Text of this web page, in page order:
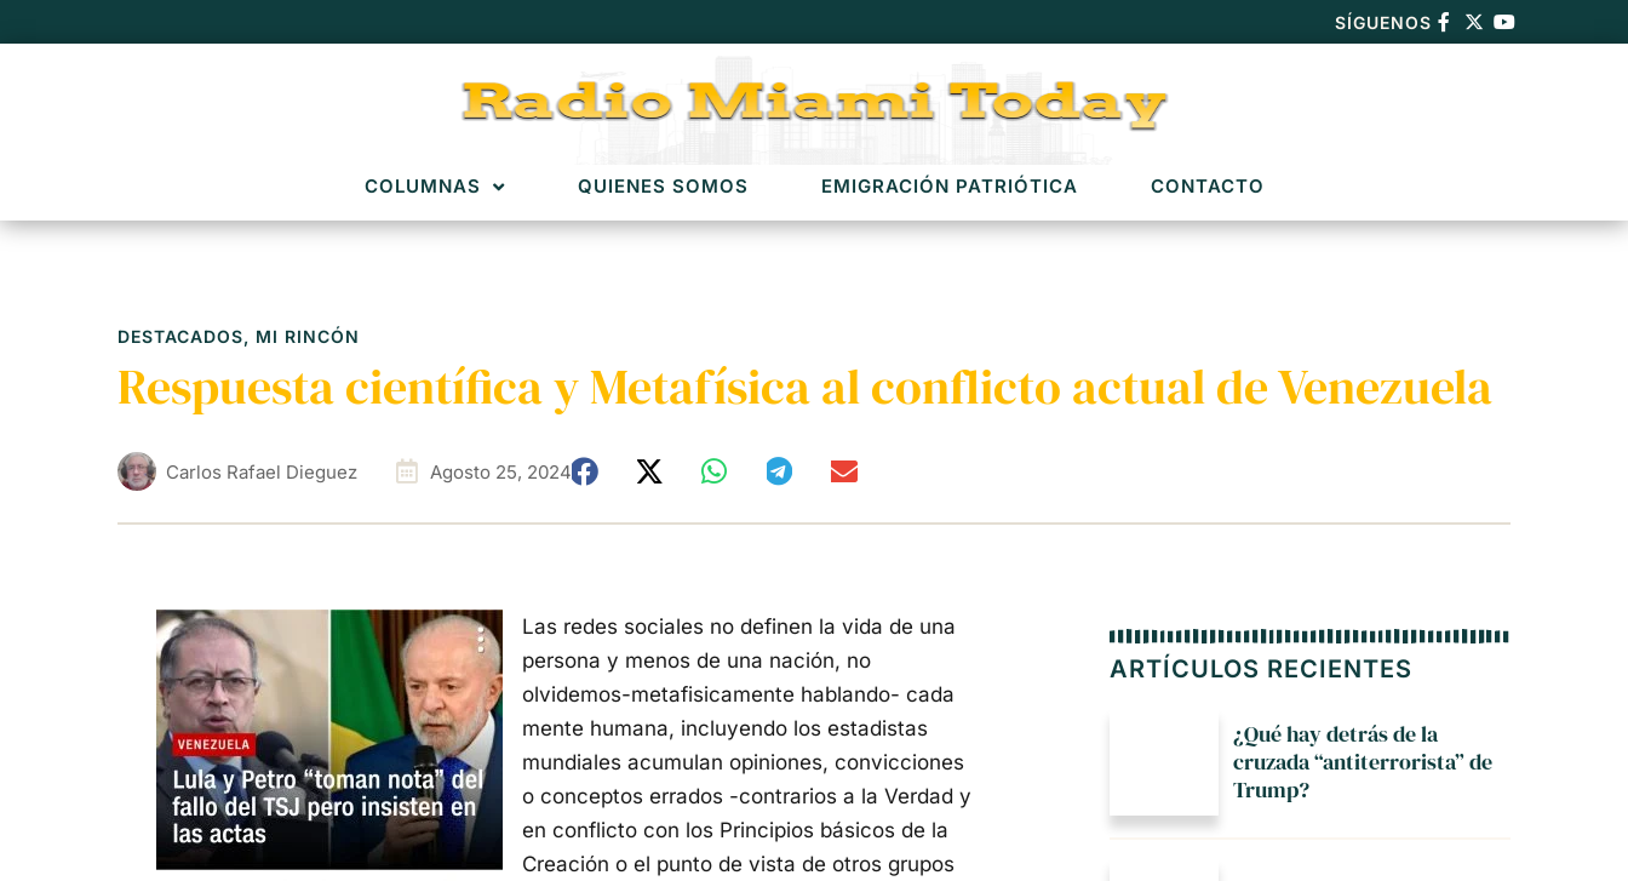
SÍGUENOS
COLUMNAS QUIENES SOMOS EMIGRACIÓN PATRIÓTICA CONTACTO
DESTACADOS, MI RINCÓN
Respuesta científica y Metafísica al conflicto actual de Venezuela
Carlos Rafael Dieguez Agosto 25, 2024
Las redes sociales no definen la vida de una
persona y menos de una nación, no
olvidemos-metafisicamente hablando- cada
mente humana, incluyendo los estadistas
mundiales acumulan opiniones, convicciones
o conceptos errados -contrarios a la Verdad y
en conflicto con los Principios básicos de la
Creación o el punto de vista de otros grupos
ARTÍCULOS RECIENTES
¿Qué hay detrás de la
cruzada “antiterrorista” de
Trump?